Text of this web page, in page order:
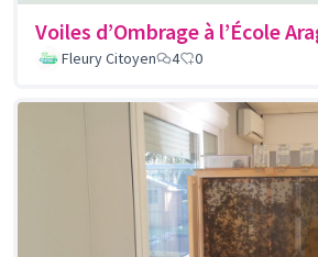
Voiles d’Ombrage à l’École
Fleury Citoyen 4 0